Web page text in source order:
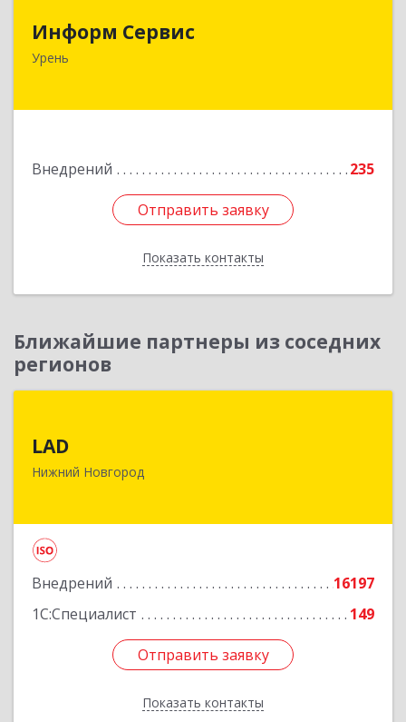
Информ Сервис
Урень
Внедрений 235
Отправить заявку
Показать контакты
606800, Нижегородская обл, Уренский р-н,
Подробнее
Отправить заявку
Назад
Ближайшие партнеры из соседних
регионов
LAD
Нижний Новгород
Внедрений
16197
1С:Специалист
149
Отправить заявку
Показать контакты
Новгород г.о., Нижний Новгород г, Родионова
Отправить заявку
Назад